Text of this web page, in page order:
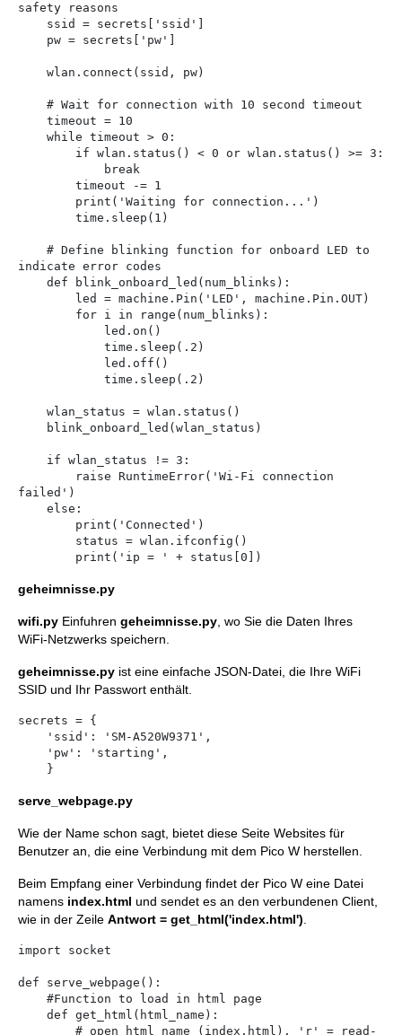
safety reasons
indicate error codes
failed')
geheimnisse.py
wifi.py Einfuhren geheimnisse.py , wo Sie die Daten Ihres
WiFi-Netzwerks speichern.
geheimnisse.py ist eine einfache JSON-Datei, die Ihre WiFi
SSID und Ihr Passwort enthält.
secrets = {
serve_webpage.py
Wie der Name schon sagt, bietet diese Seite Websites für
Benutzer an, die eine Verbindung mit dem Pico W herstellen.
Beim Empfang einer Verbindung findet der Pico W eine Datei
namens index.html und sendet es an den verbundenen Client,
wie in der Zeile Antwort = get_html('index.html')
import socket
def serve_webpage():